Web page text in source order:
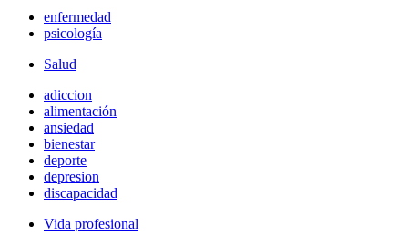
enfermedad
psicología
Salud
adiccion
alimentación
ansiedad
bienestar
deporte
depresion
discapacidad
Vida profesional